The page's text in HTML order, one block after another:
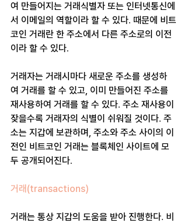
여 만들어지는 거래식별자 또는 인터넷통신에
서 이메일의 역할이라 할 수 있다. 때문에 비트
코인 거래란 한 주소에서 다른 주소로의 이전
이라 할 수 있다.
거래자는 거래시마다 새로운 주소를 생성하
여 거래를 할 수 있고, 이미 만들어진 주소를
재사용하여 거래를 할 수 있다. 주소 재사용이
잦을수록 거래자의 식별이 쉬워질 것이다. 주
소는 지갑에 보관하며, 주소와 주소 사이의 이
전인 비트코인 거래는 블록체인 사이트에 모
두 공개되어진다.
거래(transactions)
거래는 통상 지갑의 도움을 받아 진행한다. 비